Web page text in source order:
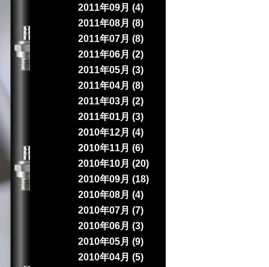
2011年09月 (4)
2011年08月 (8)
2011年07月 (8)
2011年06月 (2)
2011年05月 (3)
2011年04月 (8)
2011年03月 (2)
2011年01月 (3)
2010年12月 (4)
2010年11月 (6)
2010年10月 (20)
2010年09月 (18)
2010年08月 (4)
2010年07月 (7)
2010年06月 (3)
2010年05月 (9)
2010年04月 (5)